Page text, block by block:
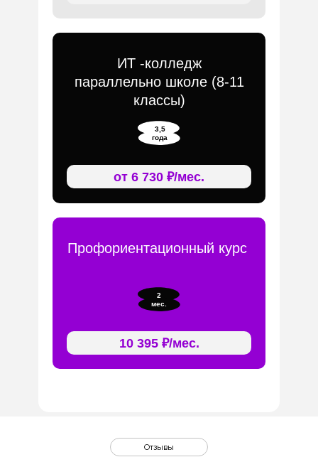
ИТ -колледж
параллельно школе (8-11
классы)
от 6 730 ₽/мес.
3,5
года
2
мес.
Профориентационный курс
10 395 ₽/мес.
Отзывы